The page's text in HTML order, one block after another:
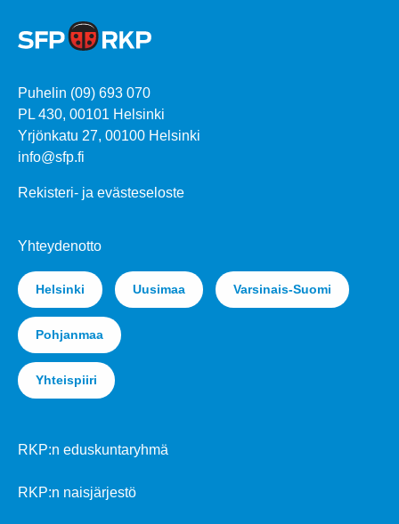
Puhelin (09) 693 070
PL 430, 00101 Helsinki
Yrjönkatu 27, 00100 Helsinki
info@sfp.fi
Rekisteri- ja evästeseloste
Yhteydenotto
Helsinki Uusimaa Varsinais-Suomi
Pohjanmaa
Yhteispiiri
RKP:n eduskuntaryhmä
RKP:n naisjärjestö